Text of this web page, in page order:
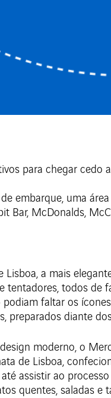
para chegar cedo
embarque, uma
Bar, McDonalds,
a mais
todos de
faltar os
preparados diante
moderno, o
de Lisboa,
assistir ao
quentes, saladas e